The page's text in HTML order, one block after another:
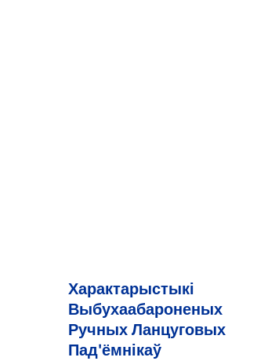
Характарыстыкі
Выбухаабароненых
Ручных Ланцуговых
Пад'ёмнікаў